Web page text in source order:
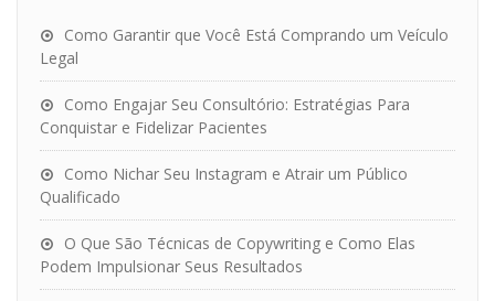
Como Garantir que Você Está Comprando um Veículo
Legal
Como Engajar Seu Consultório: Estratégias Para
Conquistar e Fidelizar Pacientes
Como Nichar Seu Instagram e Atrair um Público
Qualificado
O Que São Técnicas de Copywriting e Como Elas
Podem Impulsionar Seus Resultados